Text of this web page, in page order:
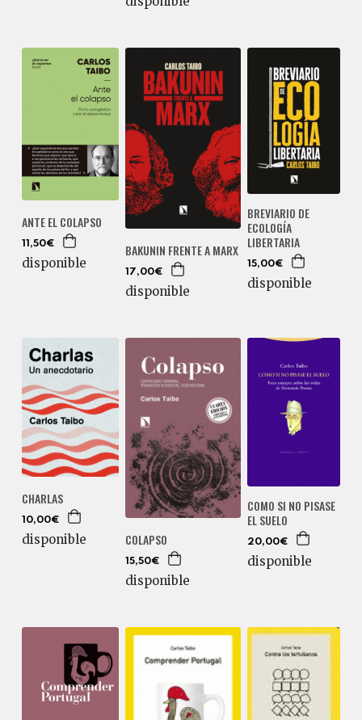
ANTE EL COLAPSO
11,50€
disponible
BAKUNIN FRENTE A MARX
17,00€
disponible
BREVIARIO DE
ECOLOGÍA
LIBERTARIA
15,00€
disponible
CHARLAS
10,00€
disponible COLAPSO
15,50€
disponible
COMO SI NO PISASE
EL SUELO
20,00€
disponible